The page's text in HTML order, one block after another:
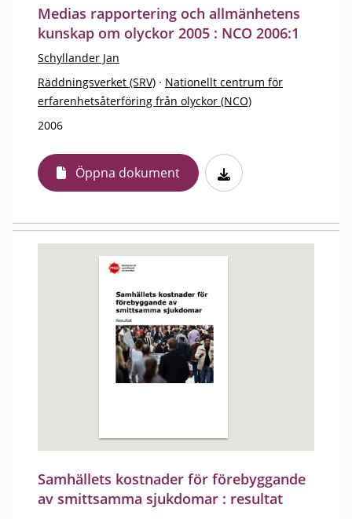
Medias rapportering och allmänhetens
kunskap om olyckor 2005 : NCO 2006:1
Schyllander Jan
Räddningsverket (SRV) · Nationellt centrum för
erfarenhetsåterföring från olyckor (NCO)
2006
Öppna dokument
Samhällets kostnader för förebyggande
av smittsamma sjukdomar : resultat